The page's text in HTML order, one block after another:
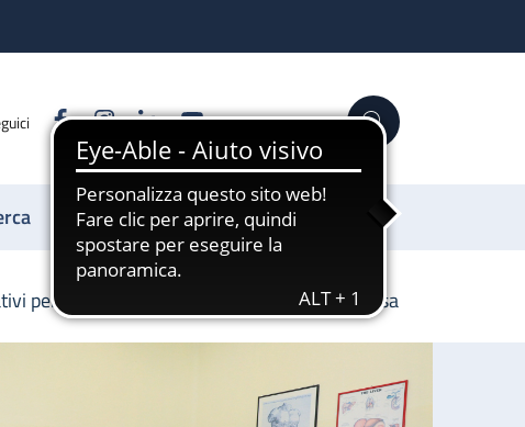
FacebookInstagram
LinkedinYouTube Cerca
Sostienici
per migliorare l’esame della salute delle ossa